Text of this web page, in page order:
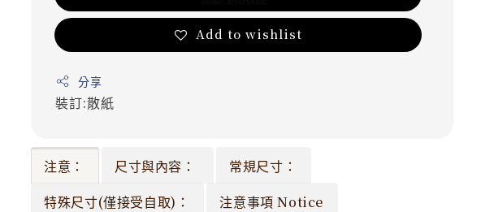
Add to wishlist
分享
裝訂:散紙
注意： 尺寸與內容：
常規尺寸：
特殊尺寸(僅接受自取)：
注意事項 Notice